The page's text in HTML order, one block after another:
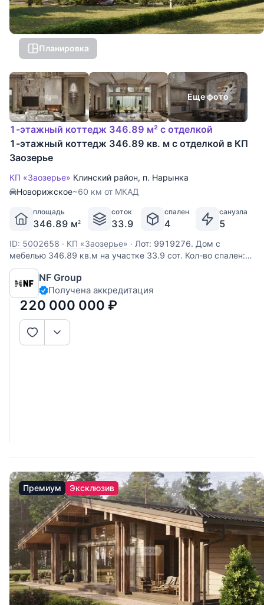
Планировка
Еще фото
1-этажный коттедж 346.89 м² с отделкой
1-этажный коттедж 346.89 кв. м с отделкой в КП
Заозерье
КП «Заозерье» Клинский район, п. Нарынка
Новорижское~60 км от МКАД
площадь
346.89 м2
соток
33.9
спален
4
санузла
5
ID: 5002658 · КП «Заозерье» · Лот: 9919276. Дом с
мебелью 346.89 кв.м на участке 33.9 cот. Кол-во спален:
4. Кол-во с/у: 5. Поселок «ЗаОзерье». Новорижское шоссе,
60 км от МКАД. Без комиссии для покупателя.
Выполненные из деревянного бруса, увеличенного
размера, виллы формируют
NF Group
Получена аккредитация
220 000 000 ₽
Премиум Эксклюзив